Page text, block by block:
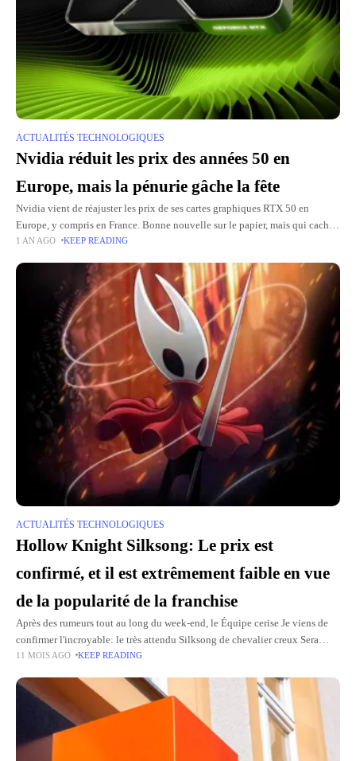
ACTUALITÉS TECHNOLOGIQUES
Nvidia réduit les prix des années 50 en
Europe, mais la pénurie gâche la fête
Nvidia vient de réajuster les prix de ses cartes graphiques RTX 50 en
Europe, y compris en France. Bonne nouvelle sur le papier, mais qui cache
une réalité un peu
1 AN AGO KEEP READING
ACTUALITÉS TECHNOLOGIQUES
Hollow Knight Silksong: Le prix est
confirmé, et il est extrêmement faible en vue
de la popularité de la franchise
Après des rumeurs tout au long du week-end, le Équipe cerise Je viens de
confirmer l'incroyable: le très attendu Silksong de chevalier creux Sera
disponible le 4 septembre au prix
11 MOIS AGO KEEP READING